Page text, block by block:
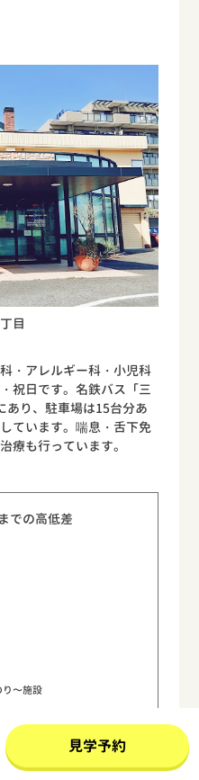
目
・アレルギー科・小児科
祝日です。名鉄バス「三
あり、駐車場は15台分あ
ています。喘息・舌下免
療も行っています。
での高低差
〜施設
見学予約